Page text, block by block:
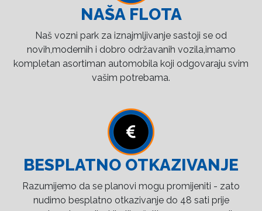
NAŠA FLOTA
Naš vozni park za iznajmljivanje sastoji se od
novih,modernih i dobro održavanih vozila,imamo
kompletan asortiman automobila koji odgovaraju svim
vašim potrebama.
BESPLATNO OTKAZIVANJE
Razumijemo da se planovi mogu promijeniti - zato
nudimo besplatno otkazivanje do 48 sati prije